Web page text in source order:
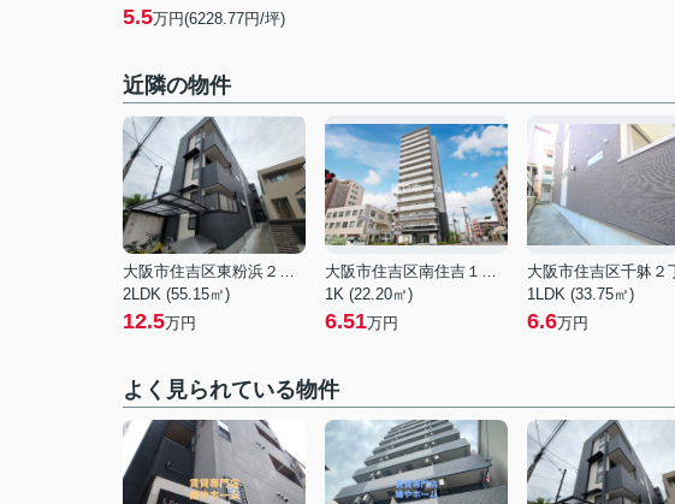
5.5万円(6228.77円/坪)
近隣の物件
大阪市住吉区東粉浜２丁目
2LDK (55.15㎡)
12.5万円
大阪市住吉区南住吉１丁目
1K (22.20㎡)
6.51万円
大阪市住吉区千躰２
1LDK (33.75㎡)
6.6万円
よく見られている物件